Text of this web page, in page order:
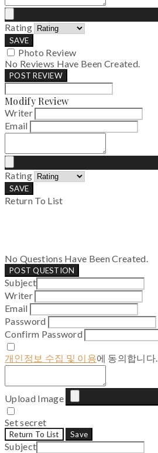
Rating
SAVE
Photo Review
No Reviews Have Been Created.
POST REVIEW
Modify Review
Writer
Email
Rating
SAVE
Return To List
No Questions Have Been Created.
POST QUESTION
Subject
Writer
Email
Password
Confirm Password
개인정보 수집 및 이용에 동의합니다.
Upload Image
Set secret
Return To List Save
Subject